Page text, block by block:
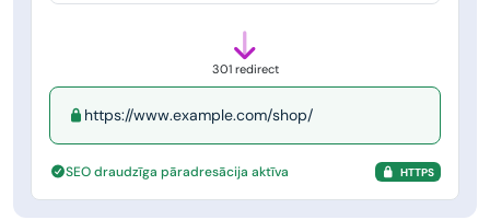
301 redirect
https://www.example.com/shop/
SEO draudzīga pāradresācija aktīva HTTPS